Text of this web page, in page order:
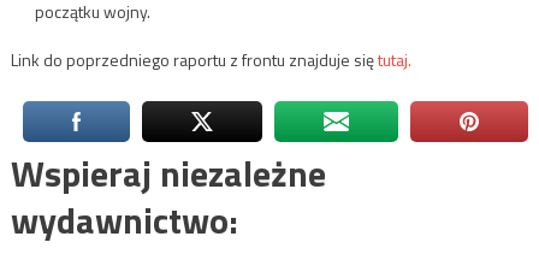
początku wojny.
Link do poprzedniego raportu z frontu znajduje siętutaj.
Wspieraj niezależne
wydawnictwo: